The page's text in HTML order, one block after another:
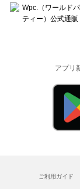
アプリ
ご利用ガイド